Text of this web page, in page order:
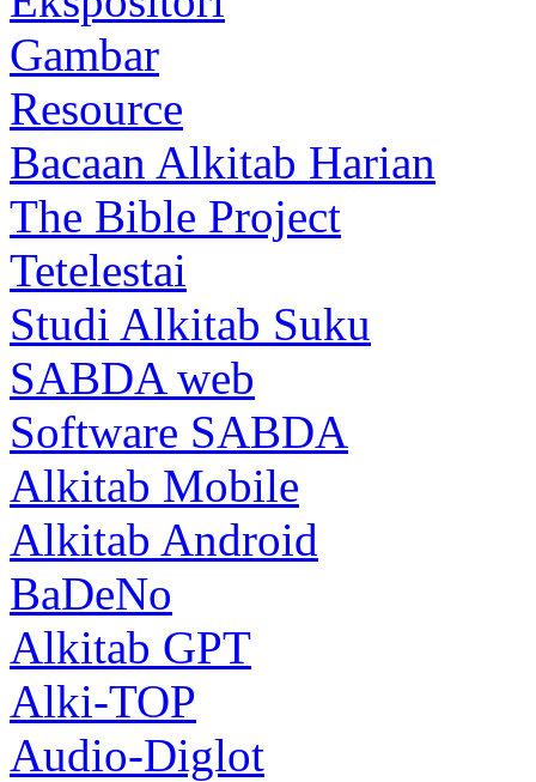
Gambar
Resource
Bacaan Alkitab Harian
The Bible Project
Tetelestai
Studi Alkitab Suku
SABDA web
Software SABDA
Alkitab Mobile
Alkitab Android
BaDeNo
Alkitab GPT
Alki-TOP
Audio-Diglot